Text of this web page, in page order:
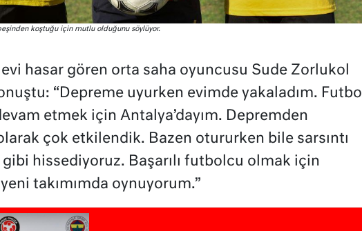
koştuğu için mutlu olduğunu söylüyor.
hasar gören orta saha oyuncusu Sude Zorlukol
“Depreme uyurken evimde yakaladım. Futbol
etmek için Antalya’dayım. Depremden
çok etkilendik. Bazen otururken bile sarsıntı
hissediyoruz. Başarılı futbolcu olmak için
takımımda oynuyorum.”